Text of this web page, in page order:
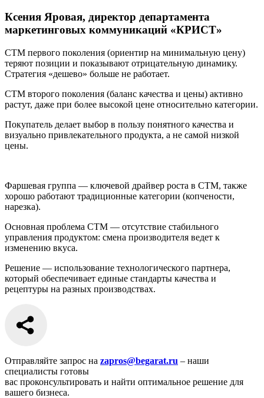
Ксения Яровая, директор департамента
маркетинговых коммуникаций «КРИСТ»
СТМ первого поколения (ориентир на минимальную цену)
теряют позиции и показывают отрицательную динамику.
Стратегия «дешево» больше не работает.
СТМ второго поколения (баланс качества и цены) активно
растут, даже при более высокой цене относительно категории.
Покупатель делает выбор в пользу понятного качества и
визуально привлекательного продукта, а не самой низкой
цены.
Фаршевая группа — ключевой драйвер роста в СТМ, также
хорошо работают традиционные категории (копчености,
нарезка).
Основная проблема СТМ — отсутствие стабильного
управления продуктом: смена производителя ведет к
изменению вкуса.
Решение — использование технологического партнера,
который обеспечивает единые стандарты качества и
рецептуры на разных производствах.
Отправляйте запрос на zapros@begarat.ru – наши
специалисты готовы
вас проконсультировать и найти оптимальное решение для
вашего бизнеса.